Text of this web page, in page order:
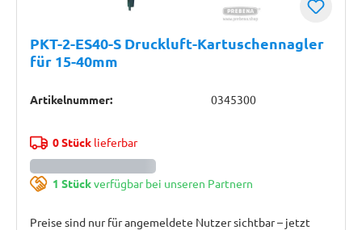
PKT-2-ES40-S Druckluft-Kartuschennagler
für 15-40mm
Artikelnummer: 0345300
0 Stücklieferbar
1 Stückverfügbar bei unseren Partnern
Preise sind nur für angemeldete Nutzer sichtbar – jetzt